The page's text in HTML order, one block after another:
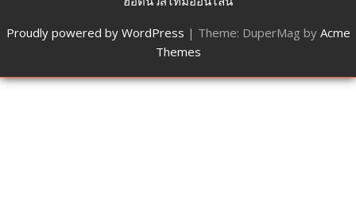
Proudly powered by WordPress | Theme: DuperMag by Acme
Themes